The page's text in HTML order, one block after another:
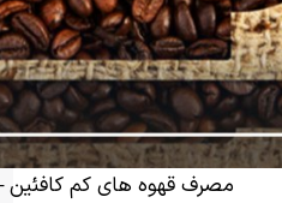
مصرف قهوه های کم کافئین